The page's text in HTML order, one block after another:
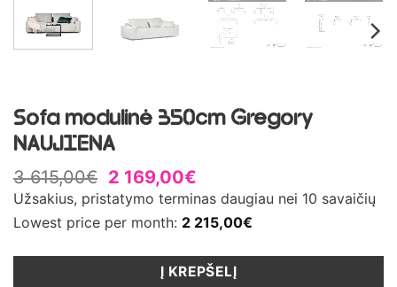
Sofa modulinė 350cm Gregory
NAUJIENA
3 615,00€ 2 169,00€
Užsakius, pristatymo terminas daugiau nei 10 savaičių
Lowest price per month: 2 215,00€
Į KREPŠELĮ